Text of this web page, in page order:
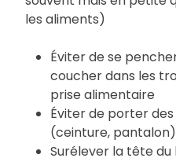
les aliments)
Éviter de se
coucher dans les
prise alimentaire
Éviter de porter
(ceinture, pantalon)
Surélever la tête du